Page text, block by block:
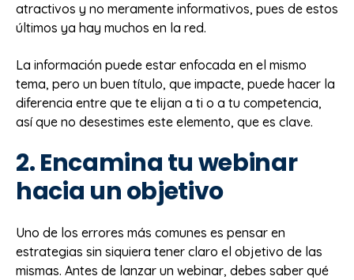
atractivos y no meramente informativos, pues de estos
últimos ya hay muchos en la red.
La información puede estar enfocada en el mismo
tema, pero un buen título, que impacte, puede hacer la
diferencia entre que te elijan a ti o a tu competencia,
así que no desestimes este elemento, que es clave.
2. Encamina tu webinar
hacia un objetivo
Uno de los errores más comunes es pensar en
estrategias sin siquiera tener claro el objetivo de las
mismas. Antes de lanzar un webinar, debes saber qué